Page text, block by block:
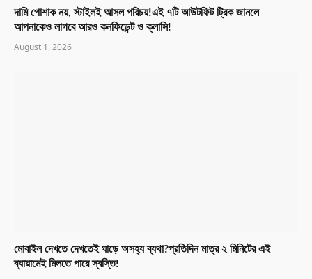
দামি পোশাক নয়, স্টাইলই আসল পরিচয়!এই ৭টি আউটফিট ট্রিক জানলে
আপনাকেও লাগবে আরও কনফিডেন্ট ও ক্লাসি!
August 1, 2026
মোবাইল দেখতে দেখতেই ঘাড়ে অসহ্য ব্যথা?প্রতিদিন মাত্র ২ মিনিটের এই
ব্যায়ামেই মিলতে পারে স্বস্তি!